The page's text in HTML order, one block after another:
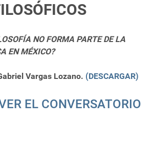
NO FORMA PARTE DE LA
EN MÉXICO?
Vargas Lozano. (DESCARGAR)
EL CONVERSATORIO